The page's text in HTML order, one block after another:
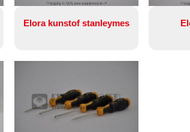
Copyright © 2026 www.metalservices.nl
Elora kunstof stanleymes